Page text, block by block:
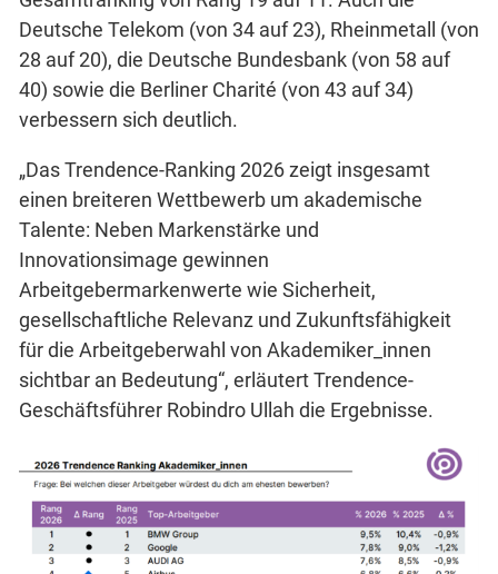
Deutsche Telekom (von 34 auf 23), Rheinmetall (von
28 auf 20), die Deutsche Bundesbank (von 58 auf
40) sowie die Berliner Charité (von 43 auf 34)
verbessern sich deutlich.
„Das Trendence-Ranking 2026 zeigt insgesamt
einen breiteren Wettbewerb um akademische
Talente: Neben Markenstärke und
Innovationsimage gewinnen
Arbeitgebermarkenwerte wie Sicherheit,
gesellschaftliche Relevanz und Zukunftsfähigkeit
für die Arbeitgeberwahl von Akademiker_innen
sichtbar an Bedeutung“, erläutert Trendence-
Geschäftsführer Robindro Ullah die Ergebnisse.